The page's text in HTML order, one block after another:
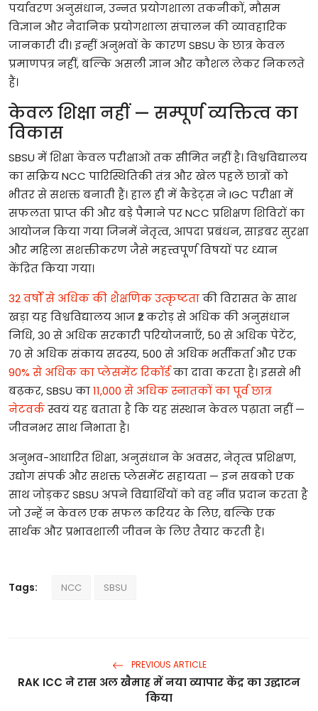
पर्यावरण अनुसंधान,उन्नतप्रयोगशालातकनीकों,मौसम
विज्ञानऔरनैदानिकप्रयोगशालासंचालनकीव्यावहारिक
जानकारीदी।इन्हीं अनुभवोंकेकारणSBSU केछात्रकेवल
प्रमाणपत्रनहीं,बल्कि असलीज्ञानऔरकौशललेकरनिकलते
हैं।
केवलशिक्षानहीं— सम्पूर्णव्यक्तित्वका
विकास
SBSU मेंशिक्षाकेवलपरीक्षाओंतकसीमितनहींहै।विश्वविद्यालय
कासक्रियNCC पारिस्थितिकीतंत्रऔरखेलपहलेंछात्रोंको
भीतरसेसशक्तबनातीहैं।हालहीमेंकैडेट्सनेIGC परीक्षामें
सफलताप्राप्तकीऔरबड़ेपैमानेपरNCC प्रशिक्षणशिविरोंका
आयोजनकियागयाजिनमेंनेतृत्व,आपदाप्रबंधन,साइबरसुरक्षा
औरमहिलासशक्तीकरणजैसेमहत्त्वपूर्णविषयोंपर ध्यान
केंद्रितकियागया।
32वर्षोंसे अधिककी शैक्षणिकउत्कृष्टताकीविरासतकेसाथ
खड़ायहविश्वविद्यालयआज₹2करोड़से अधिककी अनुसंधान
निधि, 30 से अधिकसरकारीपरियोजनाएँ, 50 से अधिकपेटेंट,
70 से अधिकसंकायसदस्य, 500 से अधिकभर्तीकर्ताऔरएक
90% से अधिककाप्लेसमेंटरिकॉर्डकादावाकरताहै।इससेभी
बढ़कर, SBSU का11,000 से अधिकस्नातकोंकापूर्वछात्र
नेटवर्कस्वयंयहबताताहैकियहसंस्थानकेवलपढ़ातानहीं—
जीवनभरसाथनिभाताहै।
अनुभव-आधारितशिक्षा, अनुसंधानके अवसर,नेतृत्वप्रशिक्षण,
उद्योगसंपर्कऔरसशक्तप्लेसमेंटसहायता — इनसबकोएक
साथजोड़करSBSU अपनेविद्यार्थियोंकोवहनींवप्रदानकरताहै
जोउन्हेंनकेवलएकसफलकरियरकेलिए,बल्किएक
सार्थकऔरप्रभावशालीजीवनकेलिएतैयारकरतीहै।
Tags: NCC SBSU
PREVIOUS ARTICLE
RAK ICC ने रास अल खैमाह में नया व्यापार केंद्र का उद्घाटन
किया